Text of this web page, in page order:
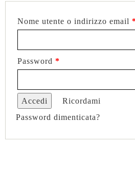
Nome utente o indirizzo email
Password *
Ricordami
Accedi
Password dimenticata?